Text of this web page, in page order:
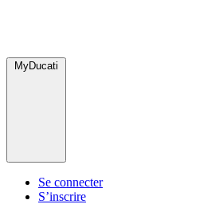
MyDucati
Se connecter
S’inscrire